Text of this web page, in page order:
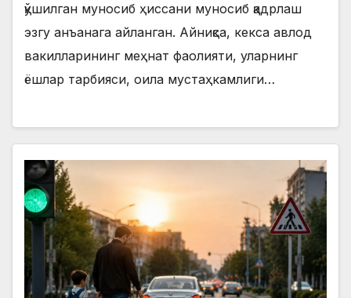
қўшилган муносиб ҳиссани муносиб қадрлаш
эзгу анъанага айланган. Айниқса, кекса авлод
вакилларининг меҳнат фаолияти, уларнинг
ёшлар тарбияси, оила мустаҳкамлиги…